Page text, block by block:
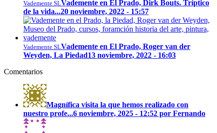
Vademente SLVademente en El Prado, Dirk Bouts. Tríptico
de la vida...20 noviembre, 2022 - 15:57
Vademente SLVademente en El Prado, Roger van der
Weyden, La Piedad13 noviembre, 2022 - 16:03
Comentarios
Magnífica visita la que hemos realizado con
nuestro profe...6 noviembre, 2025 - 12:52 por Fernando